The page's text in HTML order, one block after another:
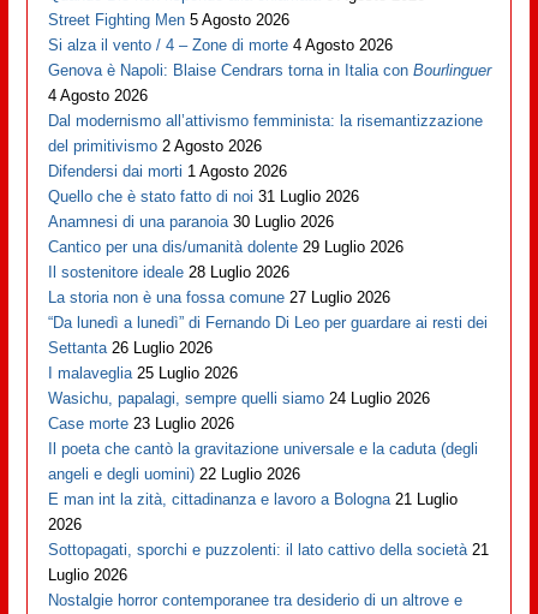
Street Fighting Men 5 Agosto 2026
Si alza il vento / 4 – Zone di morte 4 Agosto 2026
Genova è Napoli: Blaise Cendrars torna in Italia conBourlinguer
4 Agosto 2026
Dal modernismo all’attivismo femminista: la risemantizzazione
del primitivismo 2 Agosto 2026
Difendersi dai morti 1 Agosto 2026
Quello che è stato fatto di noi 31 Luglio 2026
Anamnesi di una paranoia 30 Luglio 2026
Cantico per una dis/umanità dolente 29 Luglio 2026
Il sostenitore ideale 28 Luglio 2026
La storia non è una fossa comune 27 Luglio 2026
“Da lunedì a lunedì” di Fernando Di Leo per guardare ai resti dei
Settanta 26 Luglio 2026
I malaveglia 25 Luglio 2026
Wasichu, papalagi, sempre quelli siamo 24 Luglio 2026
Case morte 23 Luglio 2026
Il poeta che cantò la gravitazione universale e la caduta (degli
angeli e degli uomini) 22 Luglio 2026
E man int la zità, cittadinanza e lavoro a Bologna 21 Luglio
2026
Sottopagati, sporchi e puzzolenti: il lato cattivo della società 21
Luglio 2026
Nostalgie horror contemporanee tra desiderio di un altrove e